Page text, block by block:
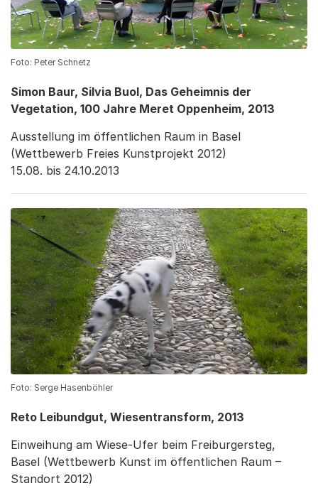
Foto: Peter Schnetz
Simon Baur, Silvia Buol, Das Geheimnis der
Vegetation, 100 Jahre Meret Oppenheim, 2013
Ausstellung im öffentlichen Raum in Basel
(Wettbewerb Freies Kunstprojekt 2012)
15.08. bis 24.10.2013
Foto: Serge Hasenböhler
Reto Leibundgut, Wiesentransform, 2013
Einweihung am Wiese-Ufer beim Freiburgersteg,
Basel (Wettbewerb Kunst im öffentlichen Raum –
Standort 2012)